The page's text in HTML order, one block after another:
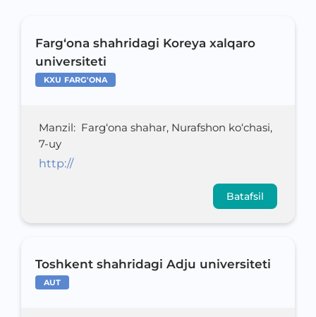
Farg‘ona shahridagi Koreya xalqaro
universiteti
KXU FARG'ONA
Manzil: Farg‘ona shahar, Nurafshon ko‘chasi,
7-uy
http://
Batafsil
Toshkent shahridagi Adju universiteti
AUT